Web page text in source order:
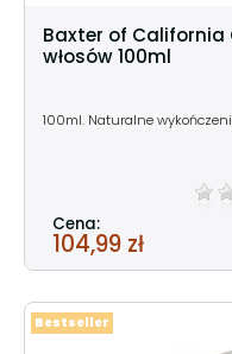
Baxter of California
włosów 100ml
100ml. Naturalne
Cena:
104,99 zł
Bestseller